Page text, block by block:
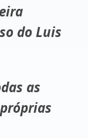
do Luis
as